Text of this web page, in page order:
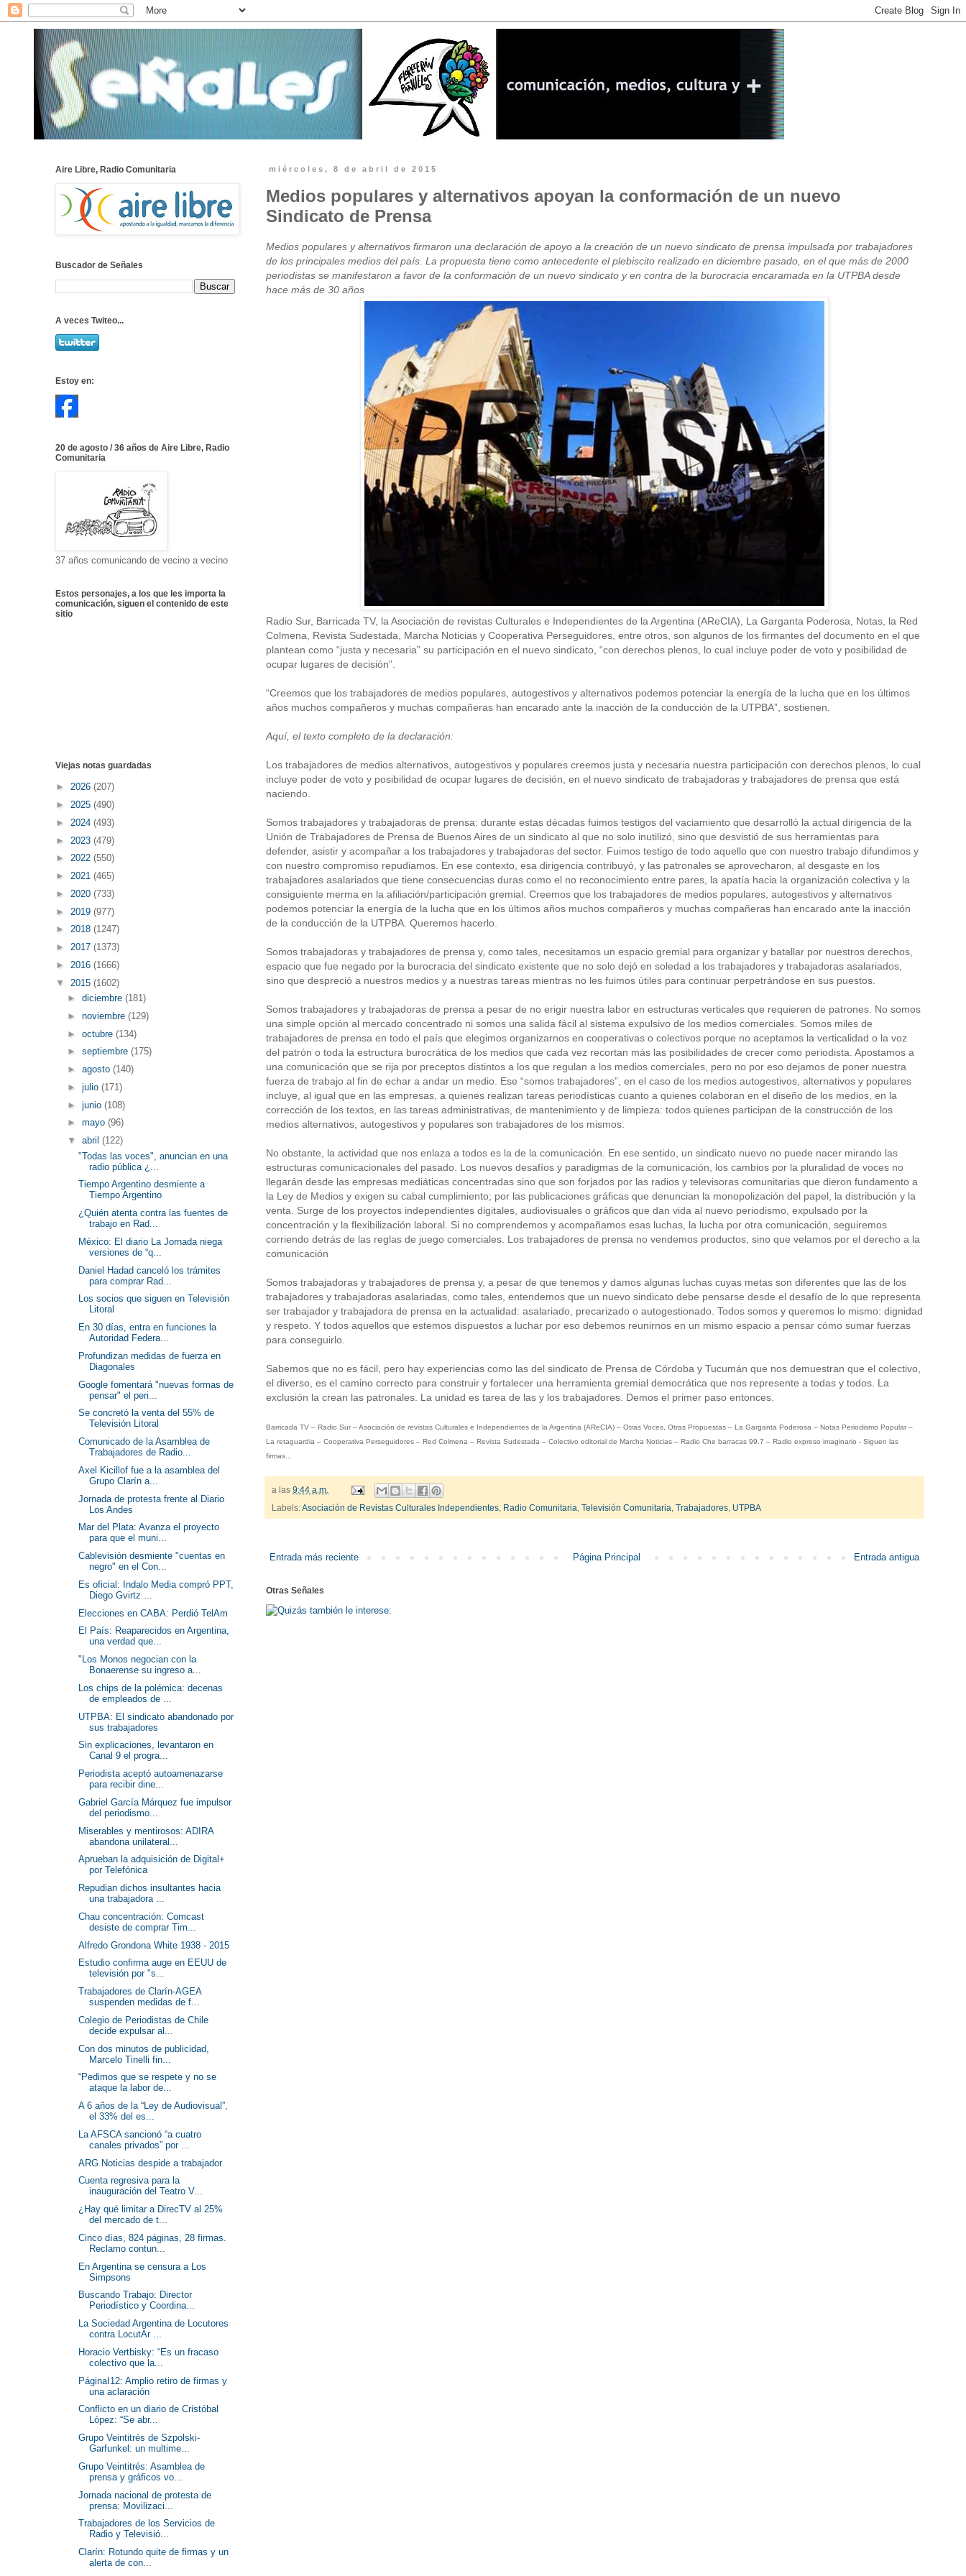
miércoles, 8 de abril de 2015
Medios populares y alternativos apoyan la conformación de un nuevo
Sindicato de Prensa
Medios populares y alternativos firmaron una declaración de apoyo a la creación de un nuevo sindicato de prensa impulsada por trabajadores
de los principales medios del país. La propuesta tiene como antecedente el plebiscito realizado en diciembre pasado, en el que más de 2000
periodistas se manifestaron a favor de la conformación de un nuevo sindicato y en contra de la burocracia encaramada en la UTPBA desde
hace más de 30 años
Radio Sur, Barricada TV, la Asociación de revistas Culturales e Independientes de la Argentina (AReCIA), La Garganta Poderosa, Notas, la Red
Colmena, Revista Sudestada, Marcha Noticias y Cooperativa Perseguidores, entre otros, son algunos de los firmantes del documento en el que
plantean como “justa y necesaria” su participación en el nuevo sindicato, “con derechos plenos, lo cual incluye poder de voto y posibilidad de
ocupar lugares de decisión”.
“Creemos que los trabajadores de medios populares, autogestivos y alternativos podemos potenciar la energía de la lucha que en los últimos
años muchos compañeros y muchas compañeras han encarado ante la inacción de la conducción de la UTPBA”, sostienen.
Aquí, el texto completo de la declaración:
Los trabajadores de medios alternativos, autogestivos y populares creemos justa y necesaria nuestra participación con derechos plenos, lo cual
incluye poder de voto y posibilidad de ocupar lugares de decisión, en el nuevo sindicato de trabajadoras y trabajadores de prensa que está
naciendo.
Somos trabajadores y trabajadoras de prensa: durante estas décadas fuimos testigos del vaciamiento que desarrolló la actual dirigencia de la
Unión de Trabajadores de Prensa de Buenos Aires de un sindicato al que no solo inutilizó, sino que desvistió de sus herramientas para
defender, asistir y acompañar a los trabajadores y trabajadoras del sector. Fuimos testigo de todo aquello que con nuestro trabajo difundimos y
con nuestro compromiso repudiamos. En ese contexto, esa dirigencia contribuyó, y las patronales se aprovecharon, al desgaste en los
trabajadores asalariados que tiene consecuencias duras como el no reconocimiento entre pares, la apatía hacia la organización colectiva y la
consiguiente merma en la afiliación/participación gremial. Creemos que los trabajadores de medios populares, autogestivos y alternativos
podemos potenciar la energía de la lucha que en los últimos años muchos compañeros y muchas compañeras han encarado ante la inacción
de la conducción de la UTPBA. Queremos hacerlo.
Somos trabajadoras y trabajadores de prensa y, como tales, necesitamos un espacio gremial para organizar y batallar por nuestros derechos,
espacio que fue negado por la burocracia del sindicato existente que no solo dejó en soledad a los trabajadores y trabajadoras asalariados,
sino que despreció a nuestros medios y a nuestras tareas mientras no les fuimos útiles para continuar perpetrándose en sus puestos.
Somos trabajadores y trabajadoras de prensa a pesar de no erigir nuestra labor en estructuras verticales que requieren de patrones. No somos
una simple opción al mercado concentrado ni somos una salida fácil al sistema expulsivo de los medios comerciales. Somos miles de
trabajadores de prensa en todo el país que elegimos organizarnos en cooperativas o colectivos porque no aceptamos la verticalidad o la voz
del patrón o toda la estructura burocrática de los medios que cada vez recortan más las posibilidades de crecer como periodista. Apostamos a
una comunicación que se rija por preceptos distintos a los que regulan a los medios comerciales, pero no por eso dejamos de poner nuestra
fuerza de trabajo al fin de echar a andar un medio. Ese “somos trabajadores”, en el caso de los medios autogestivos, alternativos y populares
incluye, al igual que en las empresas, a quienes realizan tareas periodísticas cuanto a quienes colaboran en el diseño de los medios, en la
corrección de los textos, en las tareas administrativas, de mantenimiento y de limpieza: todos quienes participan de la construcción de los
medios alternativos, autogestivos y populares son trabajadores de los mismos.
No obstante, la actividad que nos enlaza a todos es la de la comunicación. En ese sentido, un sindicato nuevo no puede nacer mirando las
estructuras comunicacionales del pasado. Los nuevos desafíos y paradigmas de la comunicación, los cambios por la pluralidad de voces no
llegarán desde las empresas mediáticas concentradas sino que son forjados por las radios y televisoras comunitarias que dieron fundamento a
la Ley de Medios y exigen su cabal cumplimiento; por las publicaciones gráficas que denuncian la monopolización del papel, la distribución y la
venta. Surge de los proyectos independientes digitales, audiovisuales o gráficos que dan vida al nuevo periodismo, expulsado por la
concentración y la flexibilización laboral. Si no comprendemos y acompañamos esas luchas, la lucha por otra comunicación, seguiremos
corriendo detrás de las reglas de juego comerciales. Los trabajadores de prensa no vendemos productos, sino que velamos por el derecho a la
comunicación
Somos trabajadoras y trabajadores de prensa y, a pesar de que tenemos y damos algunas luchas cuyas metas son diferentes que las de los
trabajadores y trabajadoras asalariadas, como tales, entendemos que un nuevo sindicato debe pensarse desde el desafío de lo que representa
ser trabajador y trabajadora de prensa en la actualidad: asalariado, precarizado o autogestionado. Todos somos y queremos lo mismo: dignidad
y respeto. Y todos aquellos que estemos dispuestos a luchar por eso debemos reunirnos en un mismo espacio a pensar cómo sumar fuerzas
para conseguirlo.
Sabemos que no es fácil, pero hay experiencias como las del sindicato de Prensa de Córdoba y Tucumán que nos demuestran que el colectivo,
el diverso, es el camino correcto para construir y fortalecer una herramienta gremial democrática que nos represente a todas y todos. La
exclusión la crean las patronales. La unidad es tarea de las y los trabajadores. Demos el primer paso entonces.
Barricada TV – Radio Sur – Asociación de revistas Culturales e Independientes de la Argentina (AReCIA) – Otras Voces, Otras Propuestas – La Garganta Poderosa – Notas Periodismo Popular –
La retaguardia – Cooperativa Perseguidores – Red Colmena – Revista Sudestada – Colectivo editorial de Marcha Noticias – Radio Che barracas 99.7 – Radio expreso imaginario - Siguen las
firmas...
a las 9:44 a.m.
Labels:Asociación de Revistas Culturales Independientes Radio Comunitaria Televisión Comunitaria Trabajadores UTPBA
Entrada más reciente Entrada antigua
Página Principal
Otras Señales
Aire Libre, Radio Comunitaria
Buscador de Señales
A veces Twiteo...
Estoy en:
20 de agosto / 36 años de Aire Libre, Radio
Comunitaria
37 años comunicando de vecino a vecino
Estos personajes, a los que les importa la
comunicación, siguen el contenido de este
sitio
Viejas notas guardadas
► 2026 (207)
► 2025 (490)
► 2024 (493)
► 2023 (479)
► 2022 (550)
► 2021 (465)
► 2020 (733)
► 2019 (977)
► 2018 (1247)
► 2017 (1373)
► 2016 (1666)
▼ 2015 (1602)
► diciembre (181)
► noviembre (129)
► octubre (134)
► septiembre (175)
► agosto (140)
► julio (171)
► junio (108)
► mayo (96)
▼ abril (122)
"Todas las voces", anuncian en una
radio pública ¿...
Tiempo Argentino desmiente a
Tiempo Argentino
¿Quién atenta contra las fuentes de
trabajo en Rad...
México: El diario La Jornada niega
versiones de “q...
Daniel Hadad canceló los trámites
para comprar Rad...
Los socios que siguen en Televisión
Litoral
En 30 días, entra en funciones la
Autoridad Federa...
Profundizan medidas de fuerza en
Diagonales
Google fomentará "nuevas formas de
pensar" el peri...
Se concretó la venta del 55% de
Televisión Litoral
Comunicado de la Asamblea de
Trabajadores de Radio...
Axel Kicillof fue a la asamblea del
Grupo Clarín a...
Jornada de protesta frente al Diario
Los Andes
Mar del Plata: Avanza el proyecto
para que el muni...
Cablevisión desmiente "cuentas en
negro" en el Con...
Es oficial: Indalo Media compró PPT,
Diego Gvirtz ...
Elecciones en CABA: Perdió TelAm
El País: Reaparecidos en Argentina,
una verdad que...
"Los Monos negocian con la
Bonaerense su ingreso a...
Los chips de la polémica: decenas
de empleados de ...
UTPBA: El sindicato abandonado por
sus trabajadores
Sin explicaciones, levantaron en
Canal 9 el progra...
Periodista aceptó autoamenazarse
para recibir dine...
Gabriel García Márquez fue impulsor
del periodismo...
Miserables y mentirosos: ADIRA
abandona unilateral...
Aprueban la adquisición de Digital+
por Telefónica
Repudian dichos insultantes hacia
una trabajadora ...
Chau concentración: Comcast
desiste de comprar Tim...
Alfredo Grondona White 1938 - 2015
Estudio confirma auge en EEUU de
televisión por "s...
Trabajadores de Clarín-AGEA
suspenden medidas de f...
Colegio de Periodistas de Chile
decide expulsar al...
Con dos minutos de publicidad,
Marcelo Tinelli fin...
“Pedimos que se respete y no se
ataque la labor de...
A 6 años de la “Ley de Audiovisual”,
el 33% del es...
La AFSCA sancionó “a cuatro
canales privados” por ...
ARG Noticias despide a trabajador
Cuenta regresiva para la
inauguración del Teatro V...
¿Hay qué limitar a DirecTV al 25%
del mercado de t...
Cinco días, 824 páginas, 28 firmas.
Reclamo contun...
En Argentina se censura a Los
Simpsons
Buscando Trabajo: Director
Periodístico y Coordina...
La Sociedad Argentina de Locutores
contra LocutAr ...
Horacio Vertbisky: “Es un fracaso
colectivo que la...
PáginaI12: Amplio retiro de firmas y
una aclaración
Conflicto en un diario de Cristóbal
López: “Se abr...
Grupo Veintitrés de Szpolski-
Garfunkel: un multime...
Grupo Veintitrés: Asamblea de
prensa y gráficos vo...
Jornada nacional de protesta de
prensa: Movilizaci...
Trabajadores de los Servicios de
Radio y Televisió...
Clarín: Rotundo quite de firmas y un
alerta de con...